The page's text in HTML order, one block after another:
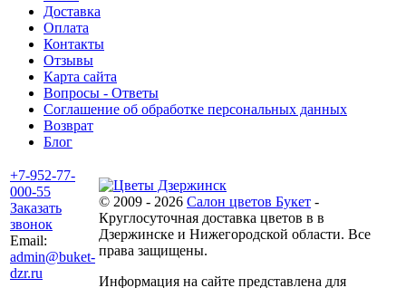
Доставка
Оплата
Контакты
Отзывы
Карта сайта
Вопросы - Ответы
Соглашение об обработке персональных данных
Возврат
Блог
+7-952-77-
000-55
Заказать
звонок
Email:
admin@buket-
dzr.ru
© 2009 - 2026 Салон цветов Букет -
Круглосуточная доставка цветов в в
Дзержинске и Нижегородской области. Все
права защищены.
Информация на сайте представлена для